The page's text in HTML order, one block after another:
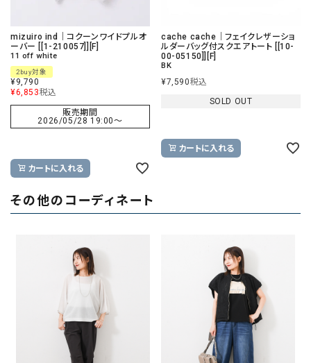
mizuiro ind｜コクーンワイドプルオ
ーバー [[1-210057]][F]
11 off white
2buy対象
¥9,790
¥6,853税込
販売期間
2026/05/28 19:00〜
カートに入れる
cache cache｜フェイクレザーショ
ルダーバッグ付スクエアトート [[10-
00-05150]][F]
BK
¥7,590税込
SOLD OUT
カートに入れる
その他のコーディネート